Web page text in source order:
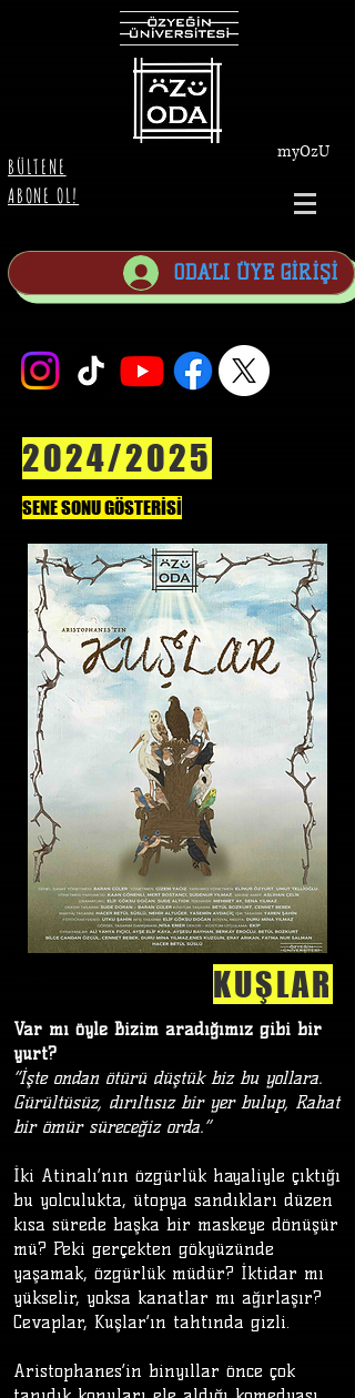
BÜLTENE
ABONE OL!
myOzU
ODA'LI ÜYE GİRİŞİ
2024/2025
SENE SONU GÖSTERİSİ
KUŞLAR
Var mı öyle Bizim aradığımız gibi bir
yurt?
“İşte ondan ötürü düştük biz bu yollara.
Gürültüsüz, dırıltısız bir yer bulup, Rahat
bir ömür süreceğiz orda.”
İki Atinalı’nın özgürlük hayaliyle çıktığı
bu yolculukta, ütopya sandıkları düzen
kısa sürede başka bir maskeye dönüşür
mü? Peki gerçekten gökyüzünde
yaşamak, özgürlük müdür? İktidar mı
yükselir, yoksa kanatlar mı ağırlaşır?
Cevaplar, Kuşlar’ın tahtında gizli.
Aristophanes’in binyıllar önce çok